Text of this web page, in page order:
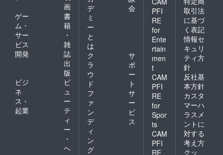
画
ゲー
ム・
サー
ビス
開発
書
籍
・
雑
誌
出
版
ビジ
ネ
ス・
起業
ビ
ュ
ー
テ
ィ
ー
・
ヘ
デ
ミ
ー
と
は
会
ク
ラ
ウ
ド
フ
ァ
ン
デ
ィ
ン
グ
サ
ポ
ー
ト
サ
ー
ビ
ス
PFI
RE
for
Ente
rtain
men
t
CAM
PFI
RE
for
Spor
ts
CAM
PFI
RE
取引法
に基づ
く表記
情報セ
キュリ
ティ方
針
反社基
本方針
カスタ
マーハ
ラスメ
ントに
対する
考え方
クッ